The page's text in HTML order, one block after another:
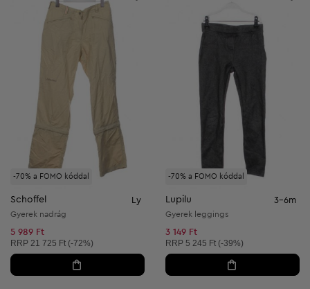
-70% a FOMO kóddal
Schoffel Ly
Gyerek nadrág
5 989 Ft
Ajánlott ár:
RRP 21 725 Ft (-72%)
-70% a FOMO kóddal
Lupilu 3-6m
Gyerek leggings
3 149 Ft
Ajánlott ár:
RRP 5 245 Ft (-39%)